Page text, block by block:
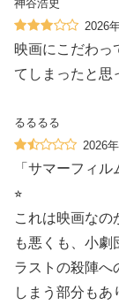
神谷浩史
2026
映画にこだわっ
てしまったと思
るるるる
2026
「サマーフィル
⭐︎
これは映画なの
も悪くも、小
ラストの殺陣へ
しまう部分も